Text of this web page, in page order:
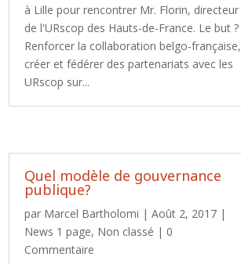
à Lille pour rencontrer Mr. Florin, directeur
de l'URscop des Hauts-de-France. Le but ?
Renforcer la collaboration belgo-française,
créer et fédérer des partenariats avec les
URscop sur...
Quel modèle de gouvernance
publique?
par Marcel Bartholomi | Août 2, 2017|
News 1 page, Non classé | 0
Commentaire